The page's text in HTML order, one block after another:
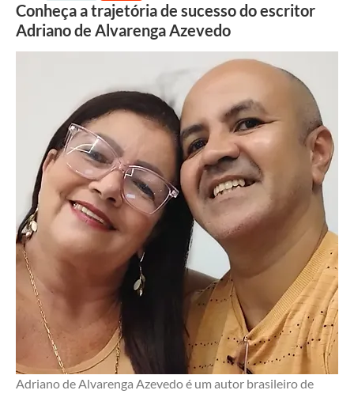
Conheça a trajetória de sucesso do escritor
Adriano de Alvarenga Azevedo
Adriano de Alvarenga Azevedo é um autor brasileiro de